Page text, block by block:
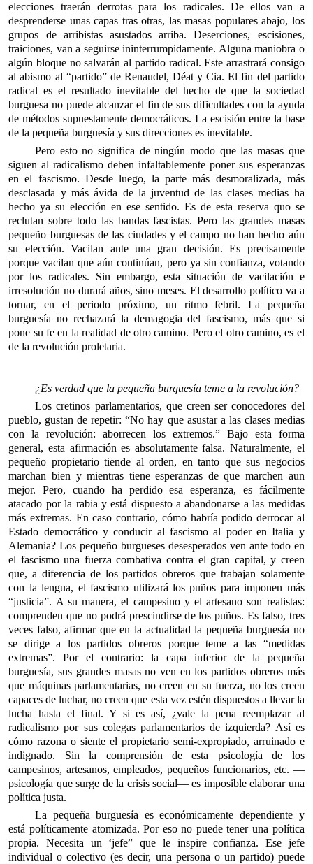
elecciones traerán derrotas para los radicales. De ellos van a
desprenderse unas capas tras otras, las masas populares abajo, los
grupos de arribistas asustados arriba. Deserciones, escisiones,
traiciones, van a seguirse ininterrumpidamente. Alguna maniobra o
algún bloque no salvarán al partido radical. Este arrastrará consigo
al abismo al “partido” de Renaudel, Déat y Cia. El fin del partido
radical es el resultado inevitable del hecho de que la sociedad
burguesa no puede alcanzar el fin de sus dificultades con la ayuda
de métodos supuestamente democráticos. La escisión entre la base
de la pequeña burguesía y sus direcciones es inevitable.
Pero esto no significa de ningún modo que las masas que
siguen al radicalismo deben infaltablemente poner sus esperanzas
en el fascismo. Desde luego, la parte más desmoralizada, más
desclasada y más ávida de la juventud de las clases medias ha
hecho ya su elección en ese sentido. Es de esta reserva quo se
reclutan sobre todo las bandas fascistas. Pero las grandes masas
pequeño burguesas de las ciudades y el campo no han hecho aún
su elección. Vacilan ante una gran decisión. Es precisamente
porque vacilan que aún continúan, pero ya sin confianza, votando
por los radicales. Sin embargo, esta situación de vacilación e
irresolución no durará años, sino meses. El desarrollo político va a
tornar, en el periodo próximo, un ritmo febril. La pequeña
burguesía no rechazará la demagogia del fascismo, más que si
pone su fe en la realidad de otro camino. Pero el otro camino, es el
de la revolución proletaria.
¿Es verdad que la pequeña burguesía teme a la revolución?
Los cretinos parlamentarios, que creen ser conocedores del
pueblo, gustan de repetir: “No hay que asustar a las clases medias
con la revolución: aborrecen los extremos.” Bajo esta forma
general, esta afirmación es absolutamente falsa. Naturalmente, el
pequeño propietario tiende al orden, en tanto que sus negocios
marchan bien y mientras tiene esperanzas de que marchen aun
mejor. Pero, cuando ha perdido esa esperanza, es fácilmente
atacado por la rabia y está dispuesto a abandonarse a las medidas
más extremas. En caso contrario, cómo habría podido derrocar al
Estado democrático y conducir al fascismo al poder en Italia y
Alemania? Los pequeño burgueses desesperados ven ante todo en
el fascismo una fuerza combativa contra el gran capital, y creen
que, a diferencia de los partidos obreros que trabajan solamente
con la lengua, el fascismo utilizará los puños para imponen más
“justicia”. A su manera, el campesino y el artesano son realistas:
comprenden que no podrá prescindirse de los puños. Es falso, tres
veces falso, afirmar que en la actualidad la pequeña burguesía no
se dirige a los partidos obreros porque teme a las “medidas
extremas”. Por el contrario: la capa inferior de la pequeña
burguesía, sus grandes masas no ven en los partidos obreros más
que máquinas parlamentarias, no creen en su fuerza, no los creen
capaces de luchar, no creen que esta vez estén dispuestos a llevar la
lucha hasta el final. Y si es así, ¿vale la pena reemplazar al
radicalismo por sus colegas parlamentarios de izquierda? Así es
cómo razona o siente el propietario semi-expropiado, arruinado e
indignado. Sin la comprensión de esta psicología de los
campesinos, artesanos, empleados, pequeños funcionarios, etc. —
psicología que surge de la crisis social— es imposible elaborar una
política justa.
La pequeña burguesía es económicamente dependiente y
está políticamente atomizada. Por eso no puede tener una política
propia. Necesita un ‘jefe” que le inspire confianza. Ese jefe
individual o colectivo (es decir, una persona o un partido) puede